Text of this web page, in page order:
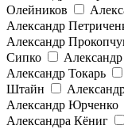
Олейников
Александр
Александр
Сипко
Александр Токарь
Штайн
Александр Юрченко
Александра Кёниг